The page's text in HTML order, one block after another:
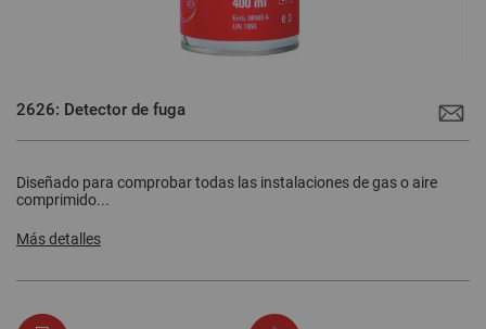
2626: Detector de fuga
Diseñado para comprobar todas las instalaciones de gas o aire
comprimido...
Más detalles
comienzo
la
de
imágenes